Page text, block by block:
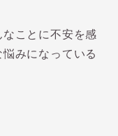
ことに不安を感
みになっている